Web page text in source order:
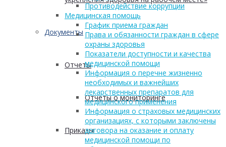
Документы
Отчеты
Отчеты о мониторинге
Приказы
Противодействие коррупции
Медицинская помощь
График приема граждан
Права и обязанности граждан в сфере
охраны здоровья
Показатели доступности и качества
медицинской помощи
Информация о перечне жизненно
необходимых и важнейших
лекарственных препаратов для
медицинского применения
Информация о страховых медицинских
организациях, с которыми заключены
договора на оказание и оплату
медицинской помощи по